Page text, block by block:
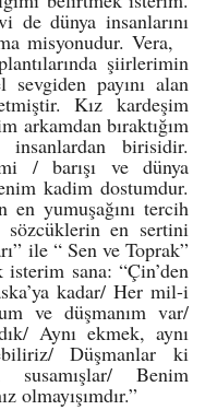
dünya insanlarını
misyonudur. Vera,
şiirlerimin
sevgiden payını alan
Kız kardeşim
arkamdan bıraktığım
insanlardan birisidir.
/ barışı ve dünya
kadim dostumdur.
yumuşağını tercih
sözcüklerin en sertini
ile “ Sen ve Toprak”
sana: “Çin’den
kadar/ Her mil-i
ve düşmanım var/
Aynı ekmek, aynı
Düşmanlar ki
susamışlar/ Benim
olmayışımdır.”